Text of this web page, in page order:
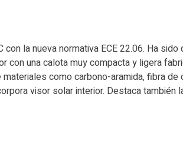
la nueva normativa ECE 22.06. Ha
una calota muy compacta y ligera
como carbono-aramida, fibra
visor solar interior. Destaca